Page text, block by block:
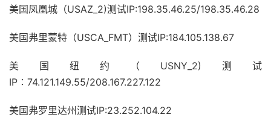
美国凤凰城（USAZ_2)测试IP:198.35.46.25/198.35.46.28
美国弗里蒙特（USCA_FMT）测试IP:184.105.138.67
美国纽约（USNY_2)测试
IP∶74.121.149.55/208.167.227.122
美国弗罗里达州测试IP:23.252.104.22